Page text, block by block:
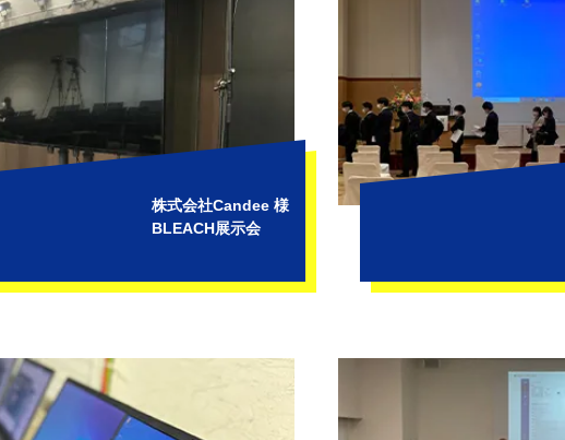
株式会社Candee 様
BLEACH展示会